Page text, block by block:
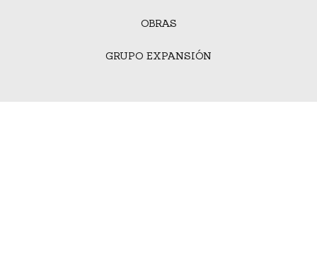
OBRAS
GRUPO EXPANSIÓN